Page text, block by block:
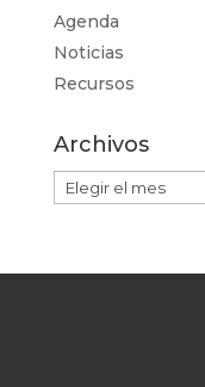
Agenda
Noticias
Recursos
Archivos
Archivos